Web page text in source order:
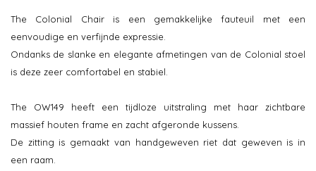
The Colonial Chair is een gemakkelijke fauteuil met een
eenvoudige en verfijnde expressie.
Ondanks de slanke en elegante afmetingen van de Colonial stoel
is deze zeer comfortabel en stabiel.
The OW149 heeft een tijdloze uitstraling met haar zichtbare
massief houten frame en zacht afgeronde kussens.
De zitting is gemaakt van handgeweven riet dat geweven is in
een raam.